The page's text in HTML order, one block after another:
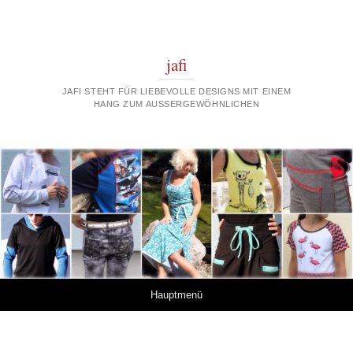
jafi
JAFI STEHT FÜR LIEBEVOLLE DESIGNS MIT EINEM
HANG ZUM AUSSERGEWÖHNLICHEN
Hauptmenü